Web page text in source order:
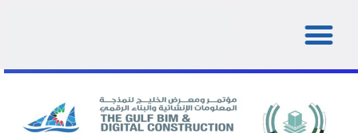
2024 Conference & Expo